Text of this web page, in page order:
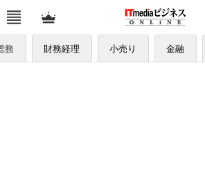
務 財務経理 小売り 金融